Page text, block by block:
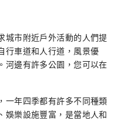
城市附近戶外活動的人們提
行車道和人行道，風景優
河邊有許多公園，您可以在
一年四季都有許多不同種類
娛樂設施豐富，是當地人和